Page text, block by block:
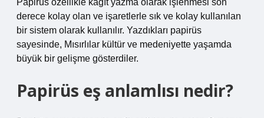
Papirüs özellikle kağıt yazma olarak işlenmesi son
derece kolay olan ve işaretlerle sık ve kolay kullanılan
bir sistem olarak kullanılır. Yazdıkları papirüs
sayesinde, Mısırlılar kültür ve medeniyette yaşamda
büyük bir gelişme gösterdiler.
Papirüs eş anlamlısı nedir?